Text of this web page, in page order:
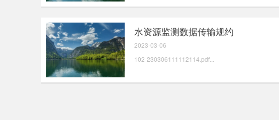
水资源监测数据传输规约
102-230306111112114.pdf...
2023-03-06